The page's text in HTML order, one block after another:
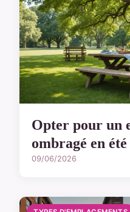
Opter pour un
ombragé en été
09/06/2026